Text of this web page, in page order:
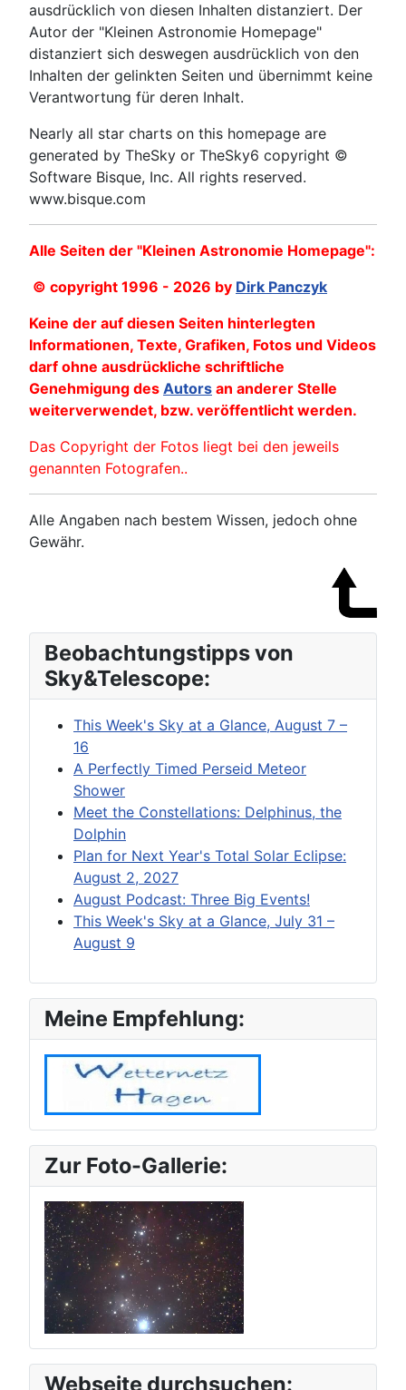
ausdrücklich von diesen Inhalten distanziert. Der
Autor der "Kleinen Astronomie Homepage"
distanziert sich deswegen ausdrücklich von den
Inhalten der gelinkten Seiten und übernimmt keine
Verantwortung für deren Inhalt.
Nearly all star charts on this homepage are
generated by TheSky or TheSky6 copyright ©
Software Bisque, Inc. All rights reserved.
www.bisque.com
Alle Seiten der "Kleinen Astronomie Homepage":
© copyright 1996 - 2026 by Dirk Panczyk
Keine der auf diesen Seiten hinterlegten
Informationen, Texte, Grafiken, Fotos und Videos
darf ohne ausdrückliche schriftliche
Genehmigung des Autors an anderer Stelle
weiterverwendet, bzw. veröffentlicht werden.
Das Copyright der Fotos liegt bei den jeweils
genannten Fotografen..
Alle Angaben nach bestem Wissen, jedoch ohne
Gewähr.
Beobachtungstipps von
Sky&Telescope:
This Week's Sky at a Glance, August 7 –
16
A Perfectly Timed Perseid Meteor
Shower
Meet the Constellations: Delphinus, the
Dolphin
Plan for Next Year's Total Solar Eclipse:
August 2, 2027
August Podcast: Three Big Events!
This Week's Sky at a Glance, July 31 –
August 9
Meine Empfehlung:
Zur Foto-Gallerie:
Webseite durchsuchen: